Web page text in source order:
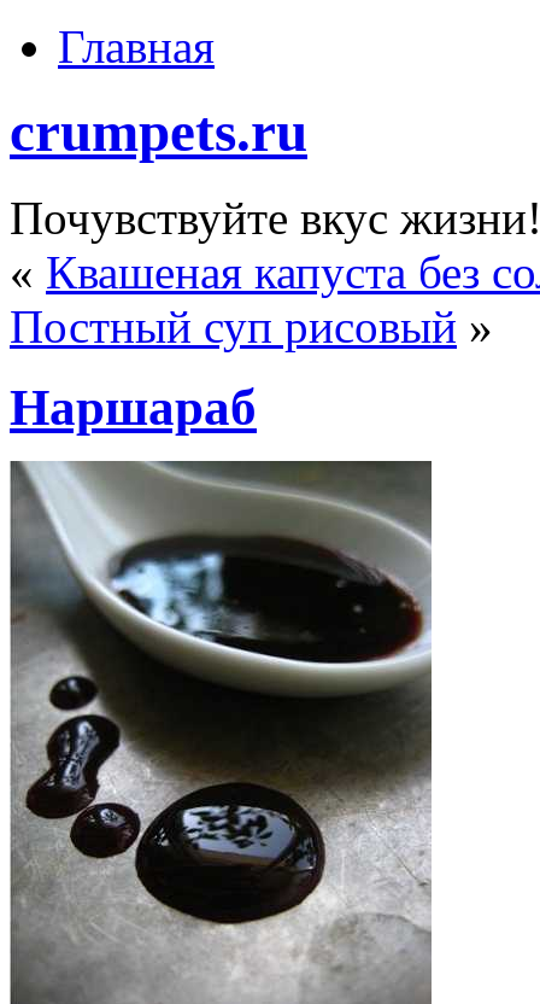
Главная
crumpets.ru
Почувствуйте вкус
« Квашеная капуста без
Постный суп рисовый »
Наршараб